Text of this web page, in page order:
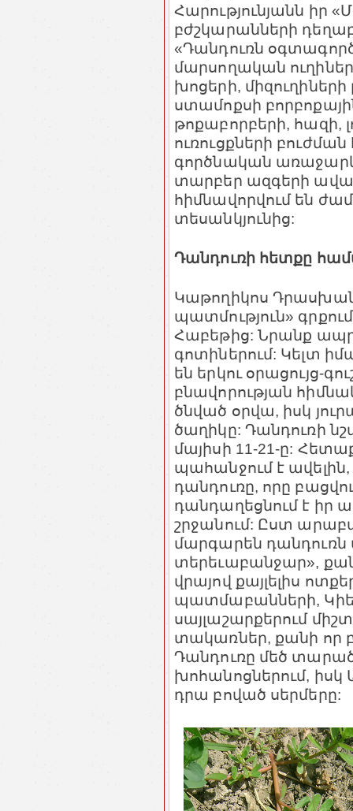
Հարությունյանն իր
բժշկարանների
«Դանդուռն
մարսողական
խոցերի, միզուղիների
ստամոքսի
թոքաբորբերի, հազի,
ուռուցքների
գործնական
տարբեր ազգերի
հիմնավորվում են
տեսանկյունից:
Դանդուռի հետքը
Կաթողիկոս
պատմություն» գրքում
Հաբեթից: Նրանք
գոտիներում: Կելտ
են երկու օրացույց-
բնավորության
ծնված օրվա, իսկ
ծաղիկը: Դանդուռի
մայիսի 11-21-ը:
պահանջում է ավելին,
դանդուռը, որը
դանդաղեցնում է իր
շրջանում: Ըստ
մարգարեն դանդուռն
տերեւաբանջար»,
վրայով քայլելիս
պատմաբանների,
սայլաշարքերում
տակառներ, քանի որ
Դանդուռը մեծ
խոհանոցներում, իսկ
դրա բոված սերմերը: